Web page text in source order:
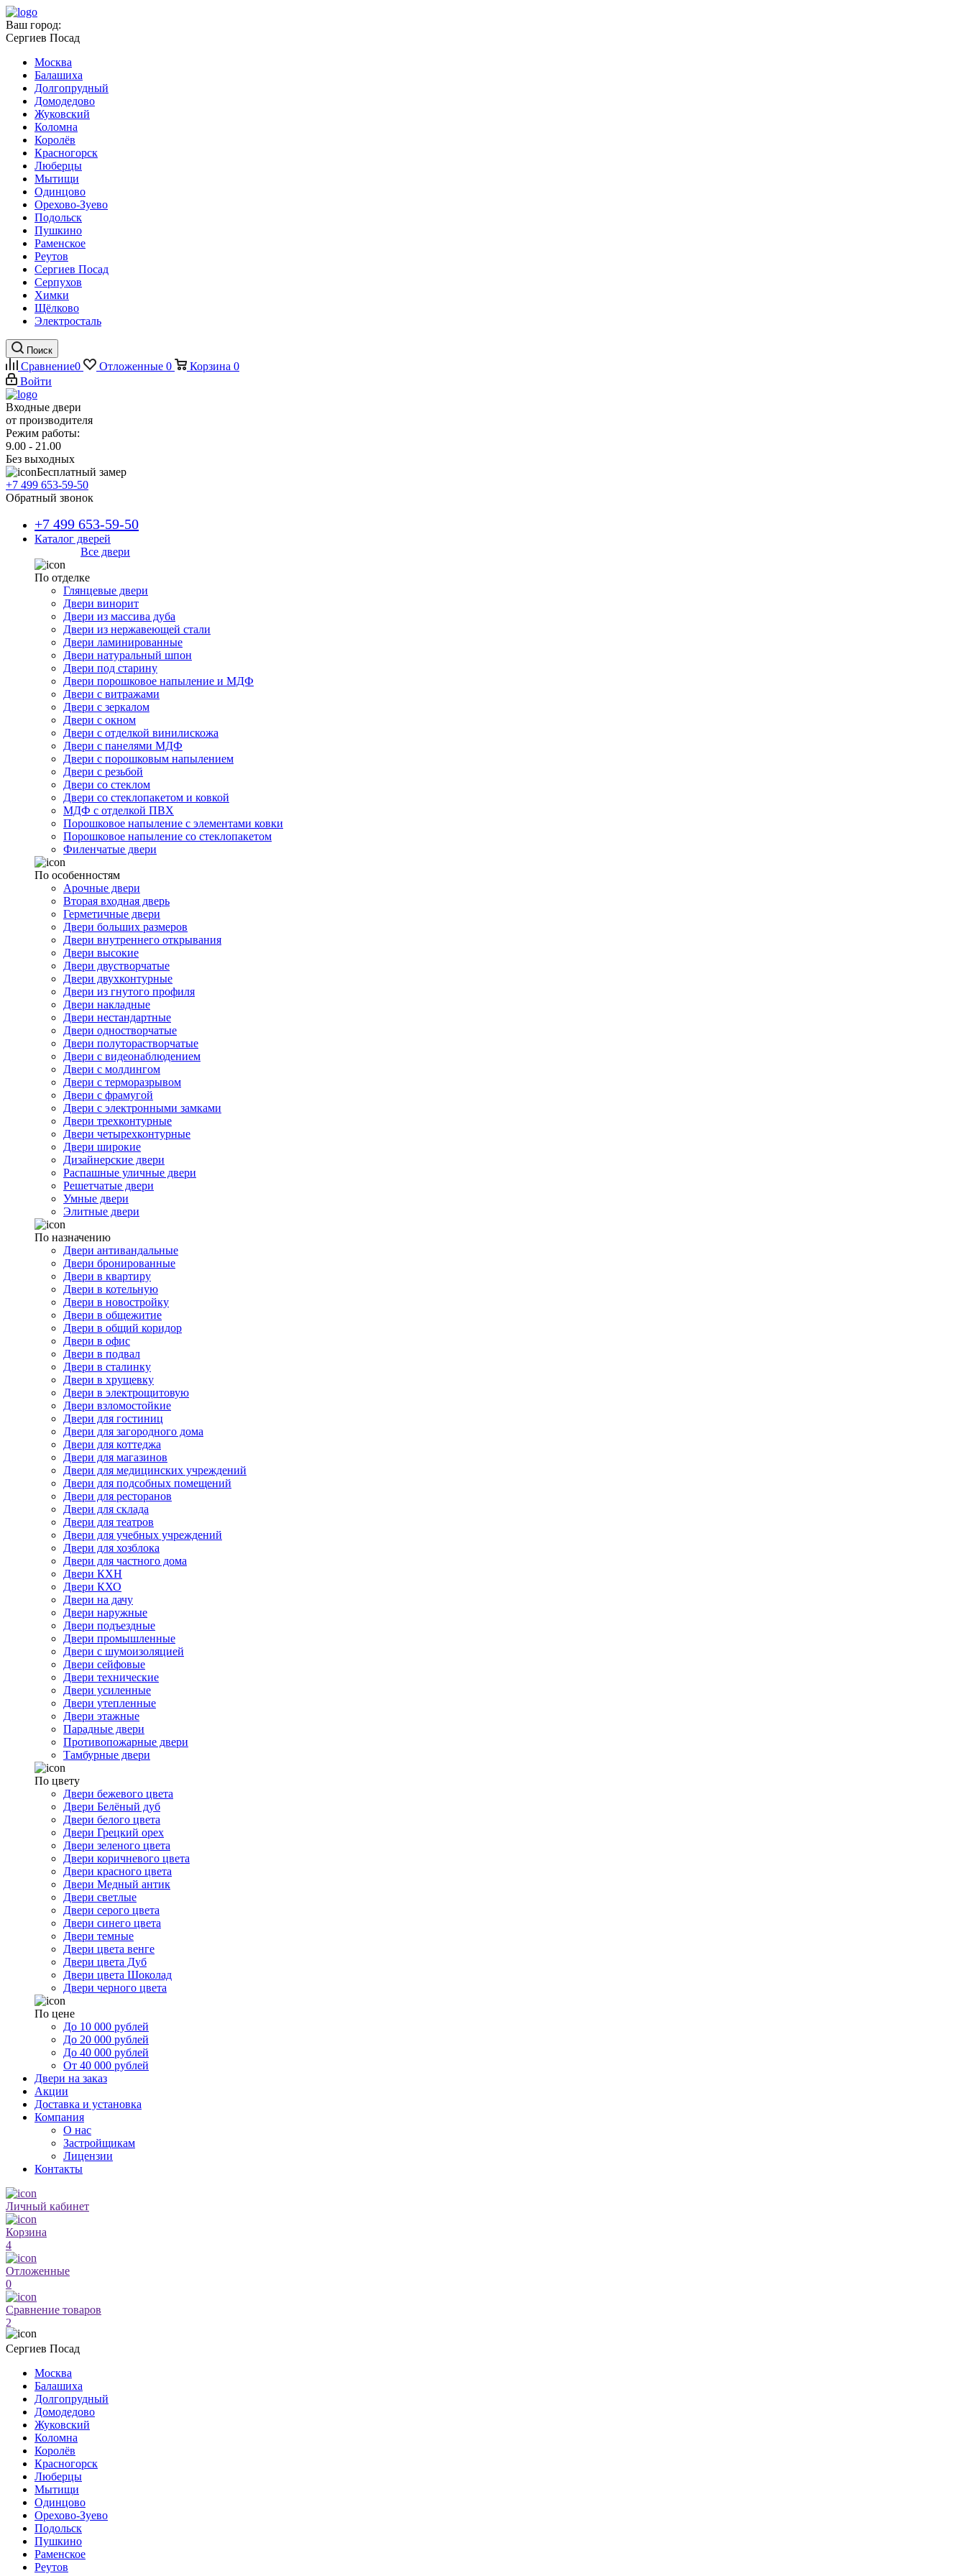
Ваш город:
Сергиев Посад
Москва
Балашиха
Долгопрудный
Домодедово
Жуковский
Коломна
Королёв
Красногорск
Люберцы
Мытищи
Одинцово
Орехово-Зуево
Подольск
Пушкино
Раменское
Реутов
Сергиев Посад
Серпухов
Химки
Щёлково
Электросталь
Поиск
Сравнение0 Отложенные 0 Корзина 0
Войти
Входные двери
от производителя
Режим работы:
9.00 - 21.00
Без выходных
Бесплатный замер
+7 499 653-59-50
Обратный звонок
+7 499 653-59-50
Каталог дверей
Все двери
По отделке
Глянцевые двери
Двери винорит
Двери из массива дуба
Двери из нержавеющей стали
Двери ламинированные
Двери натуральный шпон
Двери под старину
Двери порошковое напыление и МДФ
Двери с витражами
Двери с зеркалом
Двери с окном
Двери с отделкой винилискожа
Двери с панелями МДФ
Двери с порошковым напылением
Двери с резьбой
Двери со стеклом
Двери со стеклопакетом и ковкой
МДФ с отделкой ПВХ
Порошковое напыление с элементами ковки
Порошковое напыление со стеклопакетом
Филенчатые двери
По особенностям
Арочные двери
Вторая входная дверь
Герметичные двери
Двери больших размеров
Двери внутреннего открывания
Двери высокие
Двери двустворчатые
Двери двухконтурные
Двери из гнутого профиля
Двери накладные
Двери нестандартные
Двери одностворчатые
Двери полуторастворчатые
Двери с видеонаблюдением
Двери с молдингом
Двери с терморазрывом
Двери с фрамугой
Двери с электронными замками
Двери трехконтурные
Двери четырехконтурные
Двери широкие
Дизайнерские двери
Распашные уличные двери
Решетчатые двери
Умные двери
Элитные двери
По назначению
Двери антивандальные
Двери бронированные
Двери в квартиру
Двери в котельную
Двери в новостройку
Двери в общежитие
Двери в общий коридор
Двери в офис
Двери в подвал
Двери в сталинку
Двери в хрущевку
Двери в электрощитовую
Двери взломостойкие
Двери для гостиниц
Двери для загородного дома
Двери для коттеджа
Двери для магазинов
Двери для медицинских учреждений
Двери для подсобных помещений
Двери для ресторанов
Двери для склада
Двери для театров
Двери для учебных учреждений
Двери для хозблока
Двери для частного дома
Двери КХН
Двери КХО
Двери на дачу
Двери наружные
Двери подъездные
Двери промышленные
Двери с шумоизоляцией
Двери сейфовые
Двери технические
Двери усиленные
Двери утепленные
Двери этажные
Парадные двери
Противопожарные двери
Тамбурные двери
По цвету
Двери бежевого цвета
Двери Белёный дуб
Двери белого цвета
Двери Грецкий орех
Двери зеленого цвета
Двери коричневого цвета
Двери красного цвета
Двери Медный антик
Двери светлые
Двери серого цвета
Двери синего цвета
Двери темные
Двери цвета венге
Двери цвета Дуб
Двери цвета Шоколад
Двери черного цвета
По цене
До 10 000 рублей
До 20 000 рублей
До 40 000 рублей
От 40 000 рублей
Двери на заказ
Акции
Доставка и установка
Компания
О нас
Застройщикам
Лицензии
Контакты
Личный кабинет
Корзина
4
Отложенные
0
Сравнение товаров
2
Сергиев Посад
Москва
Балашиха
Долгопрудный
Домодедово
Жуковский
Коломна
Королёв
Красногорск
Люберцы
Мытищи
Одинцово
Орехово-Зуево
Подольск
Пушкино
Раменское
Реутов